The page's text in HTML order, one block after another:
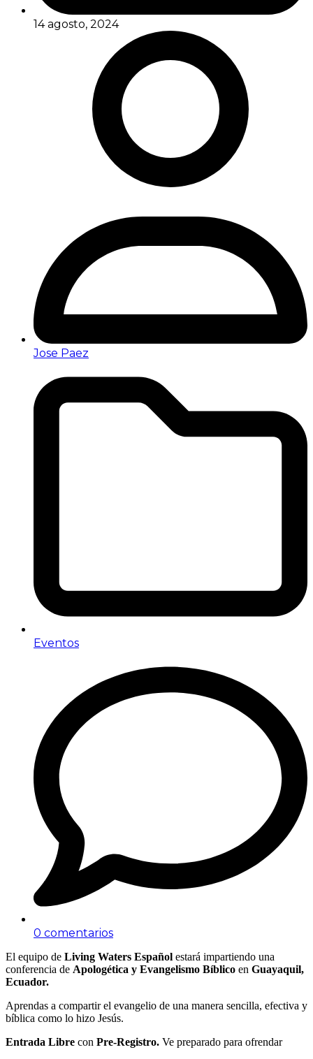
14 agosto, 2024
Jose Paez
Eventos
0 comentarios
El equipo de Living Waters Español estará impartiendo una
conferencia de Apologética y Evangelismo Bíblico en Guayaquil,
Ecuador.
Aprendas a compartir el evangelio de una manera sencilla, efectiva y
bíblica como lo hizo Jesús.
Entrada Libre con Pre-Registro. Ve preparado para ofrendar